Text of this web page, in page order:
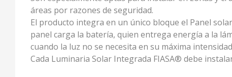
áreas por razones de seguridad.
El producto integra en un único bloque el Panel
panel carga la batería, quien entrega energía a la
cuando la luz no se necesita en su máxima
Cada Luminaria Solar Integrada FIASA® debe